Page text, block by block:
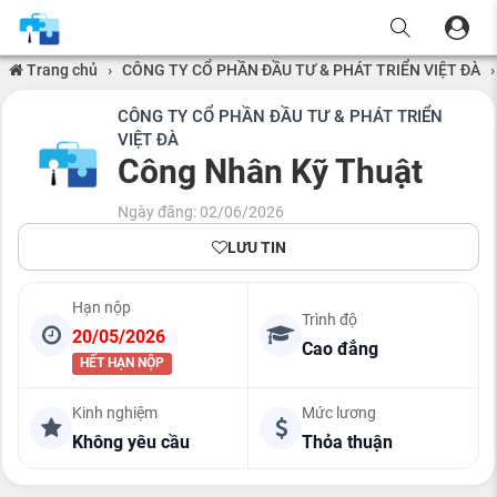
Trang chủ › CÔNG TY CỔ PHẦN ĐẦU TƯ & PHÁT TRIỂN VIỆT ĐÀ ›
CÔNG TY CỔ PHẦN ĐẦU TƯ & PHÁT TRIỂN
VIỆT ĐÀ
Công Nhân Kỹ Thuật
Ngày đăng: 02/06/2026
LƯU TIN
Hạn nộp
20/05/2026
HẾT HẠN NỘP
Trình độ
Cao đẳng
Kinh nghiệm
Không yêu cầu
Mức lương
Thỏa thuận